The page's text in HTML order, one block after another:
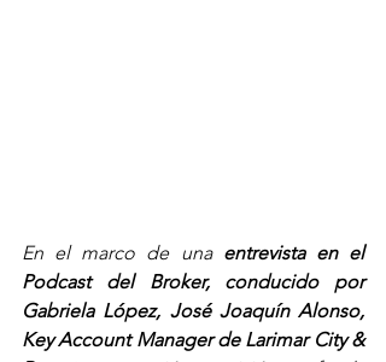
En el marco de una entrevista en el
Podcast del Broker, conducido por
Gabriela López, José Joaquín Alonso,
Key Account Manager de Larimar City &